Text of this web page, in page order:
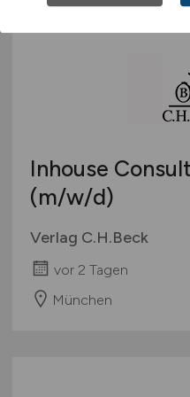
Inhouse
(m/w/d)
Verlag C.H.Beck
vor 2 Tagen
München